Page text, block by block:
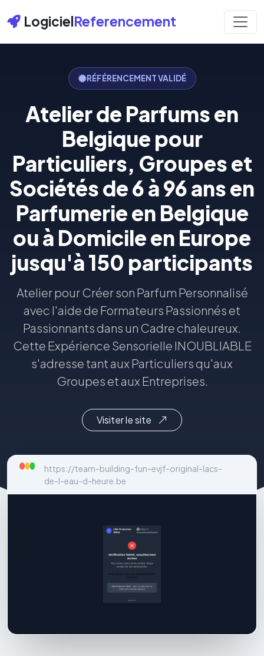
LogicielReferencement
RÉFÉRENCEMENT VALIDÉ
Atelier de Parfums en
Belgique pour
Particuliers, Groupes et
Sociétés de 6 à 96 ans en
Parfumerie en Belgique
ou à Domicile en Europe
jusqu'à 150 participants
Atelier pour Créer son Parfum Personnalisé
avec l'aide de Formateurs Passionnés et
Passionnants dans un Cadre chaleureux.
Cette Expérience Sensorielle INOUBLIABLE
s'adresse tant aux Particuliers qu'aux
Groupes et aux Entreprises.
Visiter le site
https://team-building-fun-evjf-original-lacs-
de-l-eau-d-heure.be